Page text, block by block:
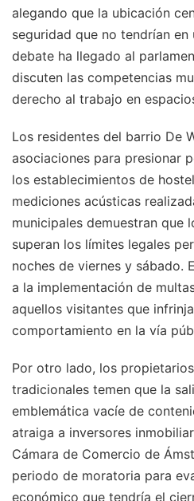
alegando que la ubicación
seguridad que no tendrían
debate ha llegado al
discuten las competencias
derecho al trabajo en
Los residentes del barrio De
asociaciones para presionar
los establecimientos de
mediciones acústicas
municipales demuestran que
superan los límites legales
noches de viernes y sábado.
a la implementación de
aquellos visitantes que
comportamiento en la vía
Por otro lado, los
tradicionales temen que la
emblemática vacíe de
atraiga a inversores
Cámara de Comercio de
periodo de moratoria para
económico que tendría el